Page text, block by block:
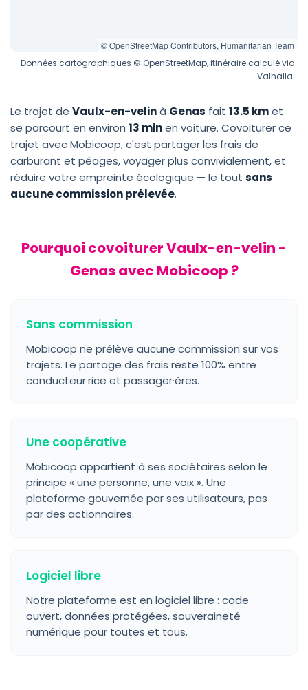
© OpenStreetMap Contributors, Humanitarian Team
Données cartographiques © OpenStreetMap, itinéraire calculé via
Valhalla.
Le trajet de Vaulx-en-velinà Genas fait 13.5 kmet
se parcourt en environ 13 minen voiture. Covoiturer ce
trajet avec Mobicoop, c'est partager les frais de
carburant et péages, voyager plus convivialement, et
réduire votre empreinte écologique — le tout sans
aucune commission prélevée.
Pourquoi covoiturer Vaulx-en-velin -
Genas avec Mobicoop ?
Sans commission
Mobicoop ne prélève aucune commission sur vos
trajets. Le partage des frais reste 100% entre
conducteur·rice et passager·ères.
Une coopérative
Mobicoop appartient à ses sociétaires selon le
principe « une personne, une voix ». Une
plateforme gouvernée par ses utilisateurs, pas
par des actionnaires.
Logiciel libre
Notre plateforme est en logiciel libre : code
ouvert, données protégées, souveraineté
numérique pour toutes et tous.